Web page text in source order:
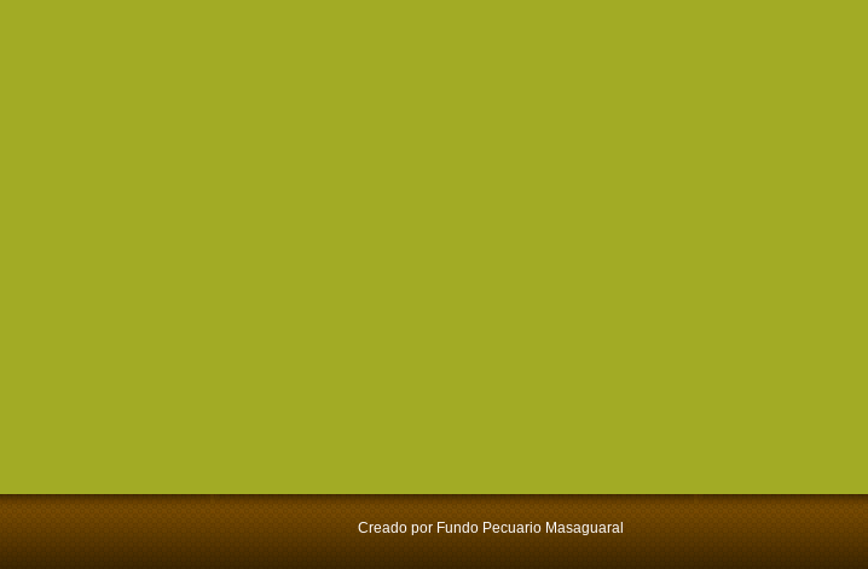
Creado por Fundo Pecuario Masaguaral